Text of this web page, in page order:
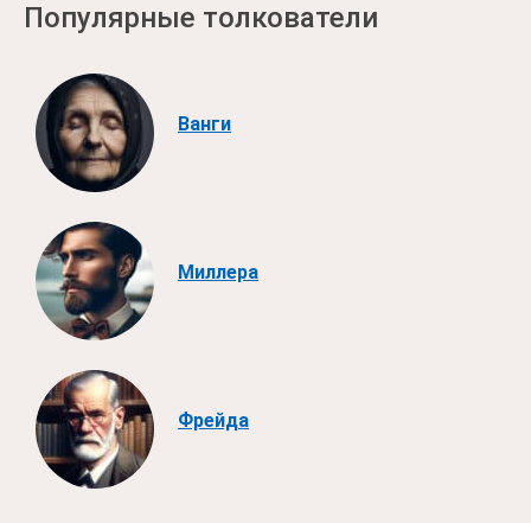
Популярные толкователи
Ванги
Миллера
Фрейда